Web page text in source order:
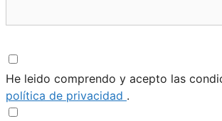
He leido comprendo y acepto las
política de privacidad .